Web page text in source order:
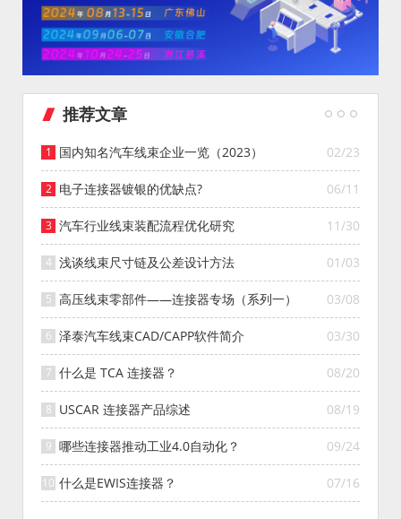
推荐文章
02/23
国内知名汽车线束企业一览（2023）
06/11
电子连接器镀银的优缺点?
11/30
汽车行业线束装配流程优化研究
01/03
浅谈线束尺寸链及公差设计方法
03/08
高压线束零部件——连接器专场（系列一）
03/30
泽泰汽车线束CAD/CAPP软件简介
08/20
什么是 TCA 连接器？
08/19
USCAR 连接器产品综述
09/24
哪些连接器推动工业4.0自动化？
07/16
什么是EWIS连接器？